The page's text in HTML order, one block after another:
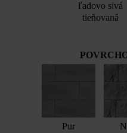
ľadovo sivá
tieňovaná
Pur